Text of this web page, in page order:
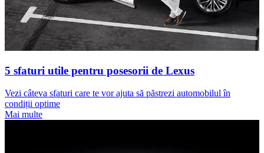
5 sfaturi utile pentru posesorii de Lexus
Vezi câteva sfaturi care te vor ajuta să păstrezi automobilul în
condiții optime
Mai multe